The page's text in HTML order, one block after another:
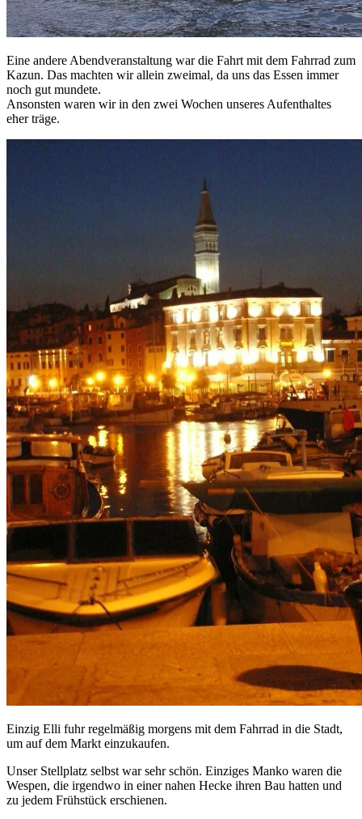
Eine andere Abendveranstaltung war die Fahrt mit dem Fahrrad zum
Kazun. Das machten wir allein zweimal, da uns das Essen immer
noch gut mundete.
Ansonsten waren wir in den zwei Wochen unseres Aufenthaltes
eher träge.
Einzig Elli fuhr regelmäßig morgens mit dem Fahrrad in die Stadt,
um auf dem Markt einzukaufen.
Unser Stellplatz selbst war sehr schön. Einziges Manko waren die
Wespen, die irgendwo in einer nahen Hecke ihren Bau hatten und
zu jedem Frühstück erschienen.